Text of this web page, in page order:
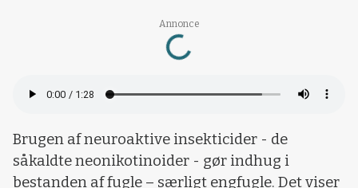
Annonce
Loading...
Brugen af neuroaktive insekticider - de
såkaldte neonikotinoider - gør indhug i
bestanden af fugle – særligt engfugle. Det viser